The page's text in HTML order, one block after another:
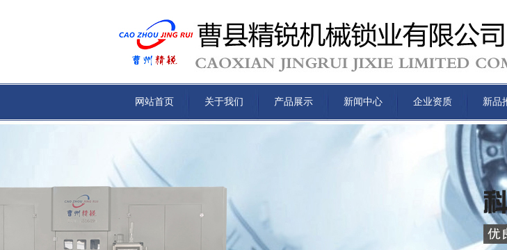
网站首页 关于我们 产品展示 新闻中心 企业资质 新品